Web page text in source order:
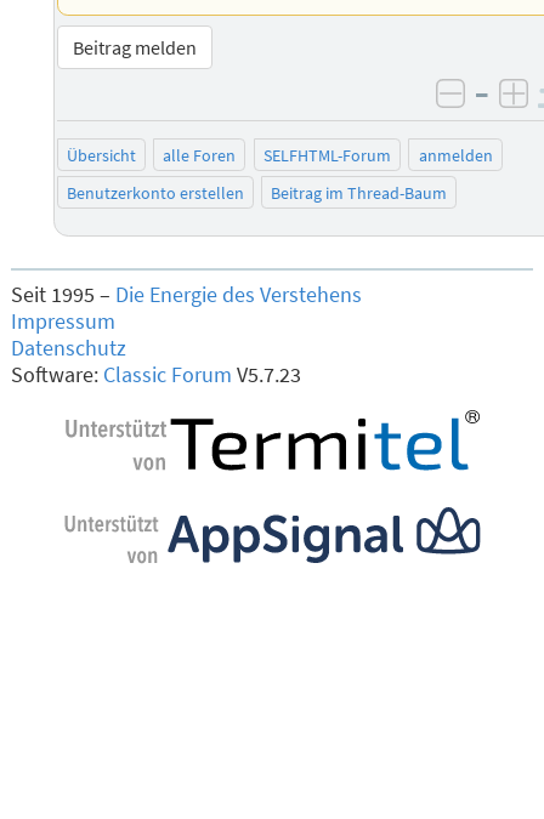
Beitrag melden
–
Übersicht alle Foren SELFHTML-Forum
anmelden
Benutzerkonto erstellen
Beitrag im Thread-Baum
Seit 1995 – Die Energie des Verstehens
Impressum
Datenschutz
Software: Classic Forum V5.7.23